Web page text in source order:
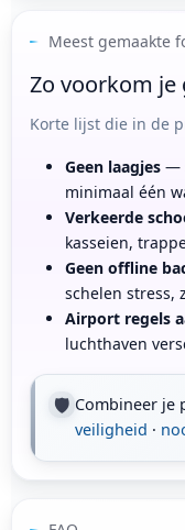
Meest gemaakte
Zo voorkom je
Korte lijst die in de
Geen laagjes —
minimaal één
Verkeerde
kasseien,
Geen offline
schelen stress,
Airport regels
luchthaven
🛡 Combineer je
veiligheid ·